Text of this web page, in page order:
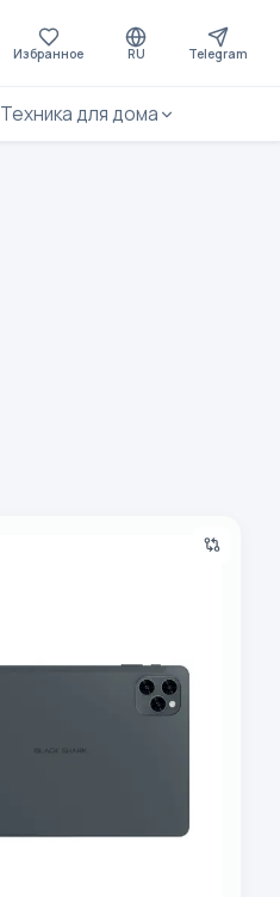
Избранное RU Telegram
Техника для дома